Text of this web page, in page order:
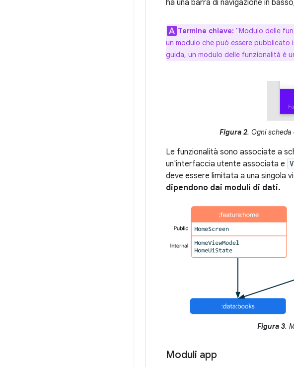
ha una barra di navigazione in
Termine chiave: "Modulo delle
un modulo che può essere
guida, un modulo delle funzionalità è
Figura 2. Ogni
Le funzionalità sono associate a
un'interfaccia utente associata e
deve essere limitata a una singola
dipendono dai moduli di dati.
Figura 3.
Moduli app